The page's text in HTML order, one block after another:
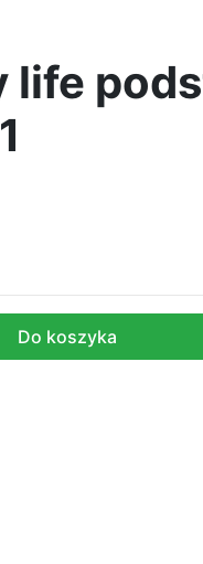
life
Do koszyka